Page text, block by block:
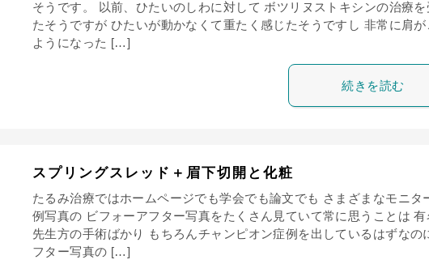
そうです。 以前、ひたいのしわに対して ボツリヌストキシンの治療を
たそうですが ひたいが動かなくて重たく感じたそうですし 非常に肩が
ようになった […]
続きを読む
スプリングスレッド＋眉下切開と化粧
たるみ治療ではホームページでも学会でも論文でも さまざまなモニタ
例写真の ビフォーアフター写真をたくさん見ていて常に思うことは 有
先生方の手術ばかり もちろんチャンピオン症例を出しているはずなの
フター写真の […]